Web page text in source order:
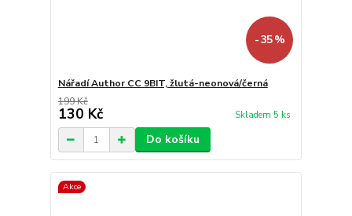
- 35 %
Nářadí Author CC 9BIT, žlutá-neonová/černá
199 Kč
130 Kč Skladem 5 ks
Do košíku
Akce